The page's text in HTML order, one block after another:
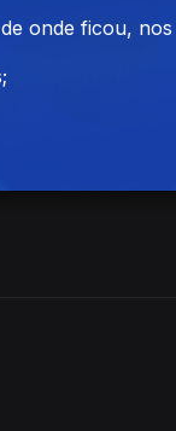
onde ficou, nos